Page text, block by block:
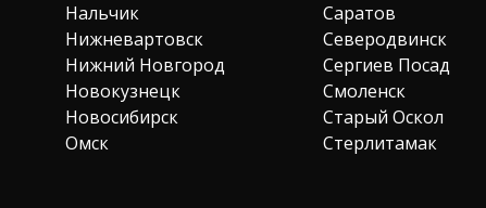
Нальчик
Нижневартовск
Нижний Новгород
Новокузнецк
Новосибирск
Омск
Саратов
Северодвинск
Сергиев Посад
Смоленск
Старый Оскол
Стерлитамак